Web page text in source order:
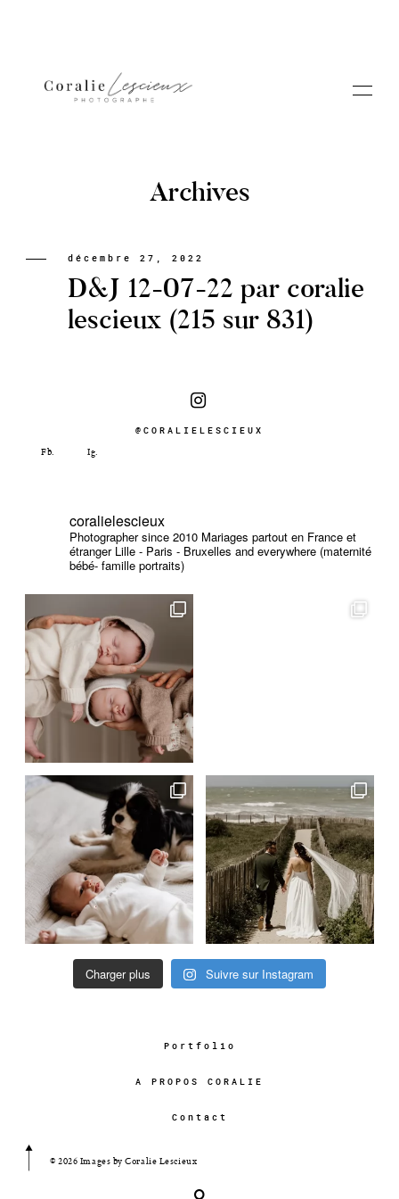
Portfolio
A PROPOS CORALIE
Archives
décembre 27, 2022
D&J 12-07-22 par coralie
lescieux (215 sur 831)
@CORALIELESCIEUX
coralielescieux
Photographer since 2010 Mariages partout en France et
étranger Lille - Paris - Bruxelles and everywhere (maternité
bébé- famille portraits)
Charger plus Suivre sur Instagram
Portfolio
A PROPOS CORALIE
Contact
© 2026 Images by Coralie Lescieux